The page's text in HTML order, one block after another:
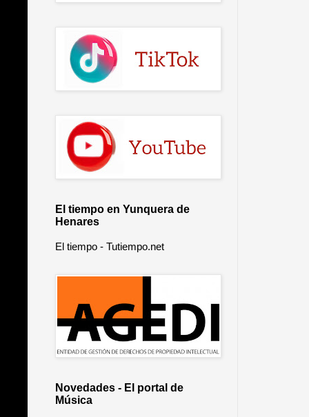
El tiempo en Yunquera de
Henares
El tiempo - Tutiempo.net
Novedades - El portal de
Música